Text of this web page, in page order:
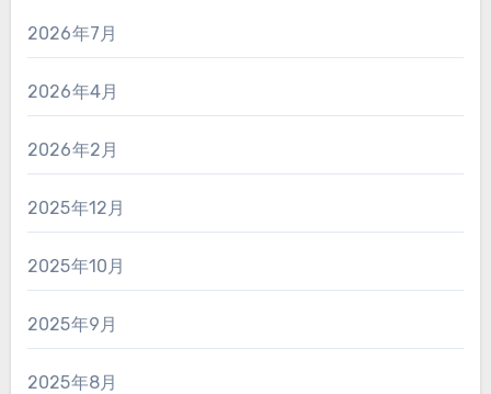
2026年7月
2026年4月
2026年2月
2025年12月
2025年10月
2025年9月
2025年8月